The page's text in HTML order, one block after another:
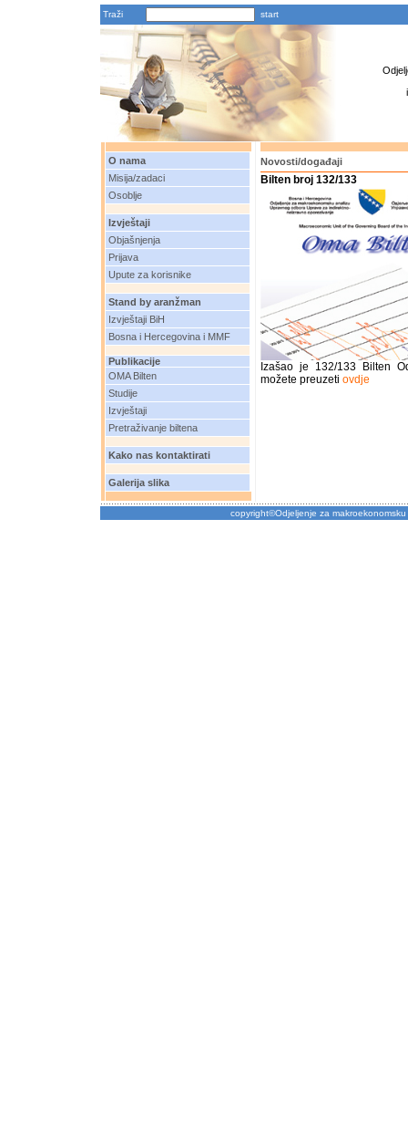
Traži
O nama
Misija/zadaci
Osoblje
Izvještaji
Objašnjenja
Prijava
Upute za korisnike
Stand by aranžman
Izvještaji BiH
Bosna i Hercegovina i MMF
Publikacije
OMA Bilten
Studije
Izvještaji
Pretraživanje biltena
Kako nas kontaktirati
Galerija slika
Novosti/događaji
Bilten broj 132/133
Izašao je 132/133 Bilten
možete preuzeti ovdje
copyright©Odjeljenje za